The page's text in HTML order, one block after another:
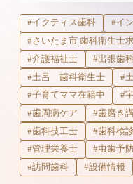
#イクティス歯科 #イ
#さいたま市 歯科衛生士
#介護福祉士
#出張歯
#土呂 歯科衛生士
#
#子育てママ在籍中
#
#歯周病ケア
#歯磨き
#歯科技工士
#歯科検
#管理栄養士
#虫歯予
#訪問歯科
#設備情報